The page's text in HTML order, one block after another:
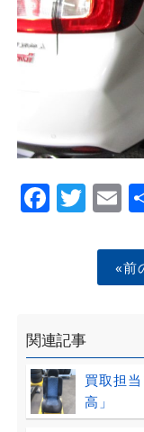
«前
関連記事
買取担
高」